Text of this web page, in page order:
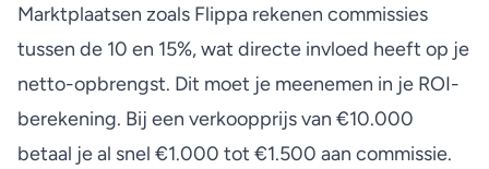
Marktplaatsen zoals Flippa rekenen commissies
tussen de 10 en 15%, wat directe invloed heeft op je
netto-opbrengst. Dit moet je meenemen in je ROI-
berekening. Bij een verkoopprijs van €10.000
betaal je al snel €1.000 tot €1.500 aan commissie.